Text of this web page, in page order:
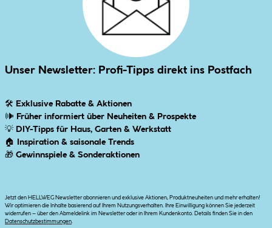
Unser Newsletter: Profi-Tipps direkt ins Postfach
🛠 Exklusive Rabatte & Aktionen
🕪 Früher informiert über Neuheiten & Prospekte
💡 DIY-Tipps für Haus, Garten & Werkstatt
🏠
Inspiration & saisonale Trends
🎁 Gewinnspiele & Sonderaktionen
Jetzt den HELLWEG Newsletter abonnieren und exklusive Aktionen, Produktneuheiten und mehr erhalten!
Wir optimieren die Inhalte basierend auf Ihrem Nutzungsverhalten. Ihre Einwilligung können Sie jederzeit
widerrufen – über den Abmeldelink im Newsletter oder in Ihrem Kundenkonto. Details finden Sie in den
Datenschutzbestimmungen